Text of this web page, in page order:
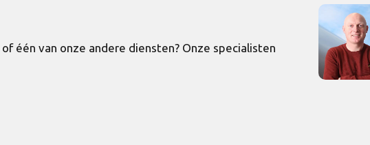
één van onze andere diensten? Onze specialisten